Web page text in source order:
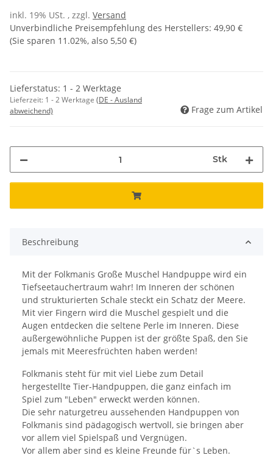
inkl. 19% USt. , zzgl. Versand
Unverbindliche Preisempfehlung des Herstellers: 49,90 €
(Sie sparen 11.02%, also 5,50 €)
Lieferstatus: 1 - 2 Werktage
Lieferzeit: 1 - 2 Werktage (DE - Ausland
abweichend)
Frage zum Artikel
Stk
Beschreibung
Mit der Folkmanis Große Muschel Handpuppe wird ein
Tiefseetauchertraum wahr! Im Inneren der schönen
und strukturierten Schale steckt ein Schatz der Meere.
Mit vier Fingern wird die Muschel gespielt und die
Augen entdecken die seltene Perle im Inneren. Diese
außergewöhnliche Puppen ist der größte Spaß, den Sie
jemals mit Meeresfrüchten haben werden!
Folkmanis steht für mit viel Liebe zum Detail
hergestellte Tier-Handpuppen, die ganz einfach im
Spiel zum "Leben" erweckt werden können.
Die sehr naturgetreu aussehenden Handpuppen von
Folkmanis sind pädagogisch wertvoll, sie bringen aber
vor allem viel Spielspaß und Vergnügen.
Vor allem aber sind es kleine Freunde für`s Leben.